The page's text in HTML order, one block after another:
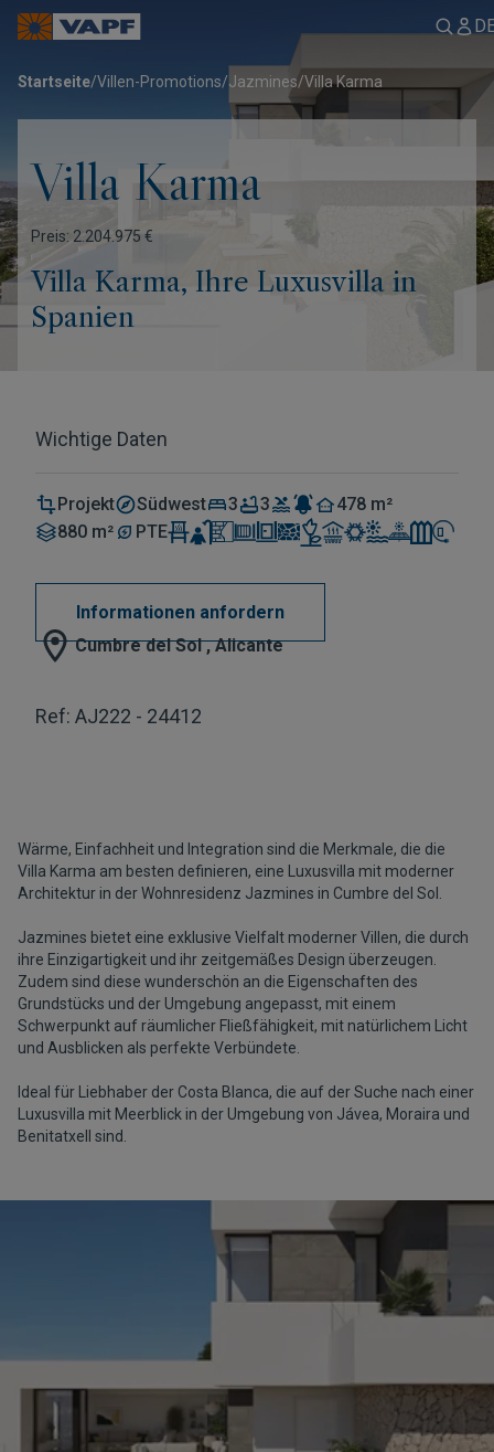
Startseite/Villen-Promotions/Jazmines/Villa Karma
Villa Karma
Preis: 2.204.975 €
Villa Karma, Ihre Luxusvilla in
Spanien
Wichtige Daten
Projekt Südwest 3 3
478 m²
880 m²
PTE
Informationen anfordern
Cumbre del Sol , Alicante
Ref: AJ222 - 24412
Wärme, Einfachheit und Integration sind die Merkmale, die die
Villa Karma am besten definieren, eine Luxusvilla mit moderner
Architektur in der Wohnresidenz Jazmines in Cumbre del Sol.
Jazmines bietet eine exklusive Vielfalt moderner Villen, die durch
ihre Einzigartigkeit und ihr zeitgemäßes Design überzeugen.
Zudem sind diese wunderschön an die Eigenschaften des
Grundstücks und der Umgebung angepasst, mit einem
Schwerpunkt auf räumlicher Fließfähigkeit, mit natürlichem Licht
und Ausblicken als perfekte Verbündete.
Ideal für Liebhaber der Costa Blanca, die auf der Suche nach einer
Luxusvilla mit Meerblick in der Umgebung von Jávea, Moraira und
Benitatxell sind.